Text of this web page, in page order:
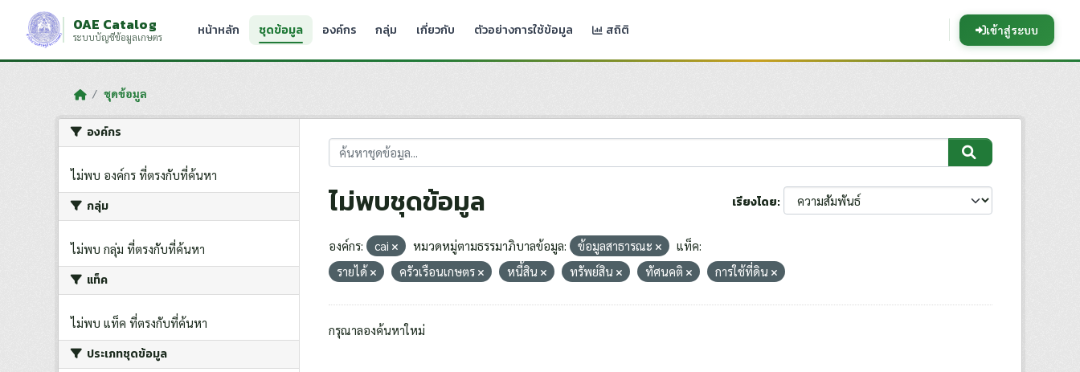
Skip to main content
OAE Catalog
ระบบบัญชีข้อมูลเกษตร หน้าหลัก ชุดข้อมูล องค์กร กลุ่ม เกี่ยวกับ ตัวอย่างการใช้ข้อมูล สถิติ เข้าสู่ระบบ
ชุดข้อมูล
องค์กร
ไม่พบ องค์กร ที่ตรงกับที่ค้นหา
กลุ่ม
ไม่พบ กลุ่ม ที่ตรงกับที่ค้นหา
แท็ค
ไม่พบ แท็ค ที่ตรงกับที่ค้นหา
ประเภทชุดข้อมูล
เรียงโดย
ไม่พบชุดข้อมูล
องค์กร: cai หมวดหมู่ตามธรรมาภิบาลข้อมูล: ข้อมูลสาธารณะ
แท็ค:
รายได้
ครัวเรือนเกษตร หนี้สิน ทรัพย์สิน ทัศนคติ การใช้ที่ดิน
กรุณาลองค้นหาใหม่